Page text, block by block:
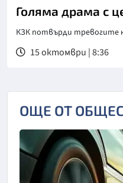
Голяма драма с
КЗК потвърди тревогите
15 октомври | 8:36
ОЩЕ ОТ